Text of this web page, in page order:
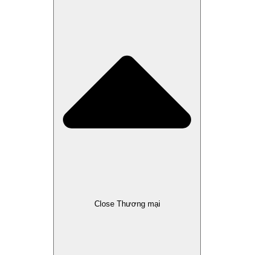
Close Thương mại